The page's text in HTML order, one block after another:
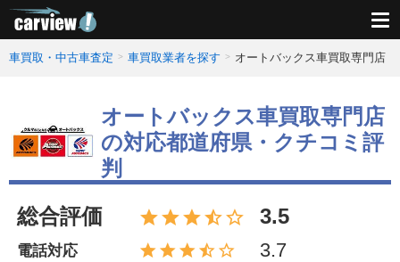
車買取・中古車査定 車買取業者を探す オートバックス車買取専門店
オートバックス車買取専門店
の対応都道府県・クチコミ評
判
総合評価 3.5
電話対応 3.7